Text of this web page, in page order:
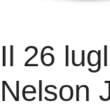
Il 26
Nelson